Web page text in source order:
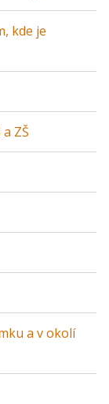
kde je
ZŠ
a v okolí